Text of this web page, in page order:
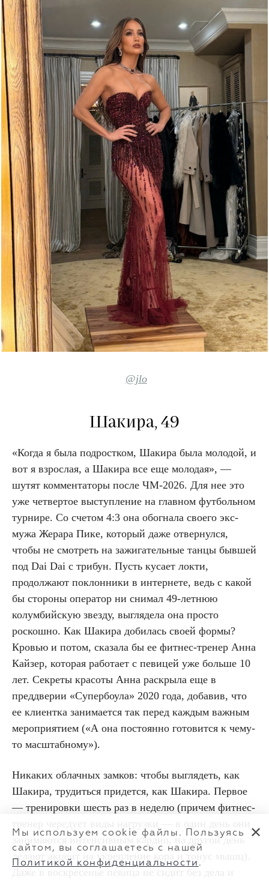
@jlo
Шакира, 49
«Когда я была подростком, Шакира была молодой, и
вот я взрослая, а Шакира все еще молодая», —
шутят комментаторы после ЧМ-2026. Для нее это
уже четвертое выступление на главном футбольном
турнире. Со счетом 4:3 она обогнала своего экс-
мужа Жерара Пике, который даже отвернулся,
чтобы не смотреть на зажигательные танцы бывшей
под Dai Dai с трибун. Пусть кусает локти,
продолжают поклонники в интернете, ведь с какой
бы стороны оператор ни снимал 49-летнюю
колумбийскую звезду, выглядела она просто
роскошно. Как Шакира добилась своей формы?
Кровью и потом, сказала бы ее фитнес-тренер Анна
Кайзер, которая работает с певицей уже больше 10
лет. Секреты красоты Анна раскрыла еще в
преддверии «Супербоула» 2020 года, добавив, что
ее клиентка занимается так перед каждым важным
мероприятием («А она постоянно готовится к чему-
то масштабному»).
Никаких облачных замков: чтобы выглядеть, как
Шакира, трудиться придется, как Шакира. Первое
— тренировки шесть раз в неделю (причем фитнес-
занимаются интенсивным кардио, на другой день
делают акцент на укрепление кора и тонус мышц).
Даже в воскресенье певица не сидит без дела и
Мы используем cookie файлы. Пользуясь
сайтом, вы соглашаетесь с нашей
Политикой конфиденциальности .
✕